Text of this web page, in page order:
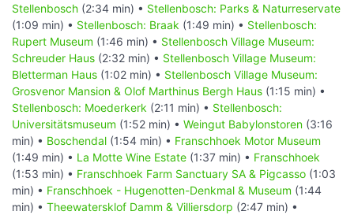
Stellenbosch (2:34 min) • Stellenbosch: Parks & Naturreservate
(1:09 min) • Stellenbosch: Braak (1:49 min) • Stellenbosch:
Rupert Museum (1:46 min) • Stellenbosch Village Museum:
Schreuder Haus (2:32 min) • Stellenbosch Village Museum:
Bletterman Haus (1:02 min) • Stellenbosch Village Museum:
Grosvenor Mansion & Olof Marthinus Bergh Haus (1:15 min) •
Stellenbosch: Moederkerk (2:11 min) • Stellenbosch:
Universitätsmuseum (1:52 min) • Weingut Babylonstoren (3:16
min) • Boschendal (1:54 min) • Franschhoek Motor Museum
(1:49 min) • La Motte Wine Estate (1:37 min) • Franschhoek
(1:53 min) • Franschhoek Farm Sanctuary SA & Pigcasso (1:03
min) • Franschhoek - Hugenotten-Denkmal & Museum (1:44
min) • Theewatersklof Damm & Villiersdorp (2:47 min) •